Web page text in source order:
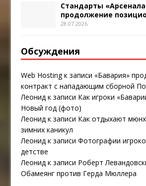
Стандарты
продолжение
28.07.2026
Обсуждения
Web Hostingк записи «Бавария»
контракт с нападающим сборной
Леонид к записи Как игроки
Новый год (фото)
Леонид к записи Как отдыхают
зимних каникул
Леонид к записиФотографии
детстве
Леонид к записи Роберт
Обамеянг против Герда Мюллера